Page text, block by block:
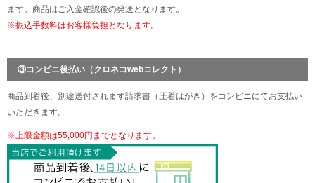
ます。商品はご入金確認後の発送となります。
※振込手数料はお客様負担となります。
③コンビニ後払い（クロネコwebコレクト）
商品到着後、別途送付されます請求書（圧着はがき）をコンビニにてお支払い
いただきます。
※上限金額は55,000円までとなります。